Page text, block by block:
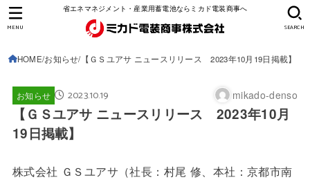
省エネマネジメント・産業用蓄電池ならミカド電装商事へ
SEARCH
MENU
HOME お知らせ 【ＧＳユアサ ニュースリリース 2023年10月19日掲載】
お知らせ 2023.10.19 mikado-denso
【ＧＳユアサ ニュースリリース 2023年10月
19日掲載】
株式会社 ＧＳユアサ（社長：村尾 修、本社：京都市南